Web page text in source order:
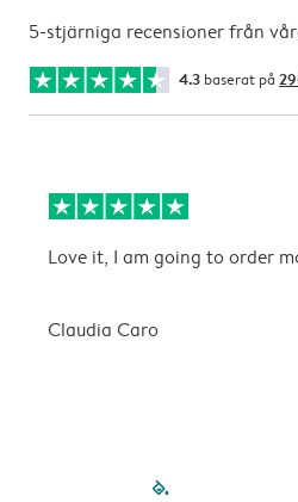
5-stjärniga recensioner från
4.3 baserat på
Love it, I am going to order
Claudia Caro
filled-